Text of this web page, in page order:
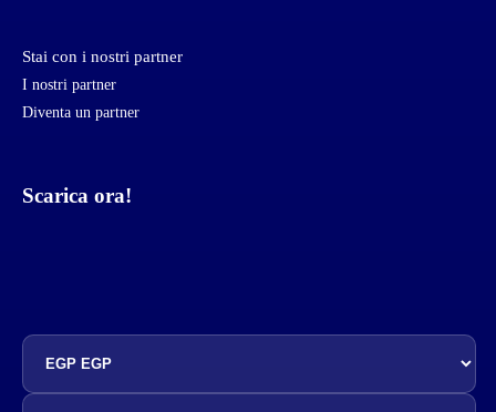
Stai con i nostri partner
I nostri partner
Diventa un partner
Scarica ora!